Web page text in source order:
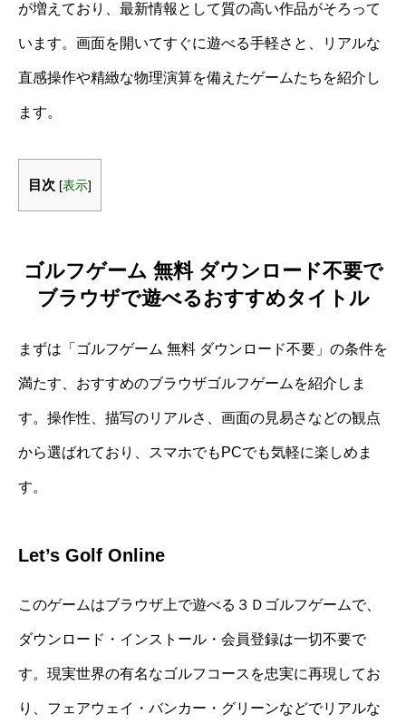
が増えており、最新情報として質の高い作品がそろって
います。画面を開いてすぐに遊べる手軽さと、リアルな
直感操作や精緻な物理演算を備えたゲームたちを紹介し
ます。
目次 [表示]
ゴルフゲーム 無料 ダウンロード不要で
ブラウザで遊べるおすすめタイトル
まずは「ゴルフゲーム 無料 ダウンロード不要」の条件を
満たす、おすすめのブラウザゴルフゲームを紹介しま
す。操作性、描写のリアルさ、画面の見易さなどの観点
から選ばれており、スマホでもPCでも気軽に楽しめま
す。
Let’s Golf Online
このゲームはブラウザ上で遊べる３Ｄゴルフゲームで、
ダウンロード・インストール・会員登録は一切不要で
す。現実世界の有名なゴルフコースを忠実に再現してお
り、フェアウェイ・バンカー・グリーンなどでリアルな